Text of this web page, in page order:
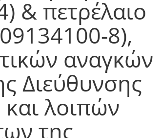
& πετρέλαιο
8),
αναγκών
Διεύθυνσης
λοιπών
της